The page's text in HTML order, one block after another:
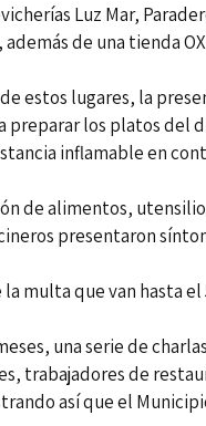
Luz Mar,
de una tienda
estos lugares, la
preparar los platos del
inflamable en
de alimentos,
presentaron
multa que van hasta
una serie de
trabajadores de
así que el